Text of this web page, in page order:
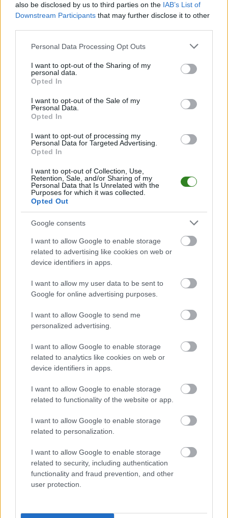
also be disclosed by us to third parties on the IAB’s List of
Downstream Participants that may further disclose it to other
Please note that this website/app uses one or more Google
not limited to your visit or usage behaviour. You may click to
grant or deny consent to Google and its third-party tags to
use your data for below specified purposes in below Google
consent section.
Personal Data Processing Opt Outs
I want to opt-out of the Sharing of my
personal data.
Opted In
I want to opt-out of the Sale of my
Personal Data.
Opted In
I want to opt-out of processing my
Personal Data for Targeted Advertising.
Opted In
I want to opt-out of Collection, Use,
Retention, Sale, and/or Sharing of my
Personal Data that Is Unrelated with the
Purposes for which it was collected.
Opted Out
Google consents
I want to allow Google to enable storage
related to advertising like cookies on web or
device identifiers in apps.
I want to allow my user data to be sent to
Google for online advertising purposes.
I want to allow Google to send me
personalized advertising.
I want to allow Google to enable storage
related to analytics like cookies on web or
device identifiers in apps.
I want to allow Google to enable storage
related to functionality of the website or app.
I want to allow Google to enable storage
related to personalization.
I want to allow Google to enable storage
related to security, including authentication
functionality and fraud prevention, and other
user protection.
Informacje o składach i strzelcach
rezerwowych, zmiany oraz listę strzelców bramek. Informacje te
Jeśli jesteś kibicem klubu LKS Trześniów lub LKS Głębokie - zaglądaj tutaj
częściej. Nasz serwis regularnie dostarcza informacje o
PodkarpacieLive.pl to największa bazameczów lokalnych drużyn
piłkarskichw województwie. Sprawdź nasze relacje, śledź ulubioną ligę i
bądź na bieżąco z wydarzeniami z boisk!
Analiza przed meczem: LKS Trześniów vs LKS Głębokie
LKS Trześniów - LKS Głębokie
października 2025. Początek meczu o godz. 11:00.
LKS Trześniówprzystępuje do tego spotkania w roli gospodarza. Jak
drużyna radzi sobie w sezonie 2025/2026 rozgrywek Krosno > Klasa B, gr.
III przed własną publicznością? Na tej stronie możecie zobaczyć tabelę
uwzględniającą tylko mecze u siebie. W tabeli biorącej pod uwagę tylko
mecze wyjazdowe możecie natomiast sprawdzić jak spisuje się klub
Krosno > Klasa B, gr. III - sytuacja w tabeli
Przed meczami 10. kolejki - Krosno > Klasa B, gr. III gospodarze (LKS
3. miejscu.
Poniżej znajdziesz także ostatnie mecze obu drużyn oraz statystyki
LKS Trześniów vs. LKS Głębokie - relacja, wynik na żywo,
transmisja
Wynik meczu LKS Trześniów - LKS Głębokie znajdziesz na naszej stronie
zaraz po jego zakończeniu. Jeżeli szukasz informacji meczowych, zajrzyj
LKS Trześniów vs. LKS Głębokie - wynik, składy, strzelcy
Jeżeli w internecie lub TV dostępna jest
albo innych spotkań Krosno > Klasa B,
gr. III na pewno znajdziesz takie informacje na naszym portalu. Możliwe
jednak, że nigdzie nie pojawi się stream online z tego pojedynku. Śledź
Asseco Resovia| Developres Rzeszów |ITA TOOLS Stal Mielec
Cellfast Wilki Krosno| Texom Stal Rzeszów|Stal Mielec
Motor Lublin|Stal Rzeszów| Stal Stalowa Wola|Wisła Kraków
Resovia|Wieczysta Kraków